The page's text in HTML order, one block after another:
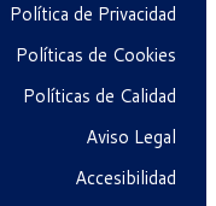
Política de Privacidad
Políticas de Cookies
Políticas de Calidad
Aviso Legal
Accesibilidad